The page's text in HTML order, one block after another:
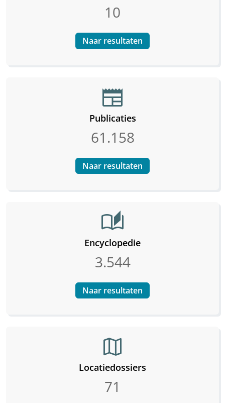
10
Naar resultaten
newspaper
Publicaties
61.158
Naar resultaten
auto_stories
Encyclopedie
3.544
Naar resultaten
map
Locatiedossiers
71